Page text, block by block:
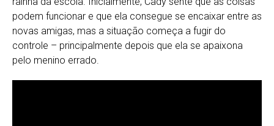
podem funcionar e que ela consegue se encaixar entre as
novas amigas, mas a situação começa a fugir do
controle – principalmente depois que ela se apaixona
pelo menino errado.